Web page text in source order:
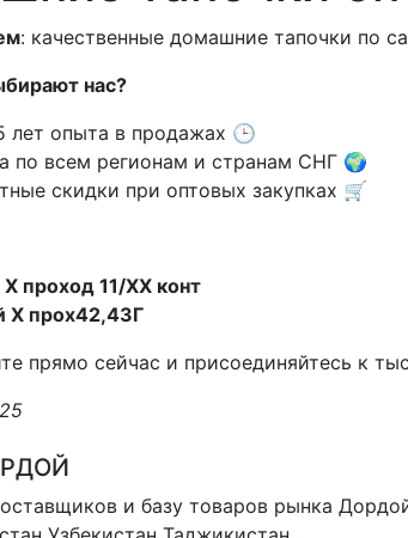
: качественные домашние тапочки по
нас?
лет опыта в продажах 🕒
по всем регионам и странам СНГ 🌍
скидки при оптовых закупках 🛒
проход 11/XX конт
X прох42,43Г
прямо сейчас и присоединяйтесь к
и базу товаров рынка